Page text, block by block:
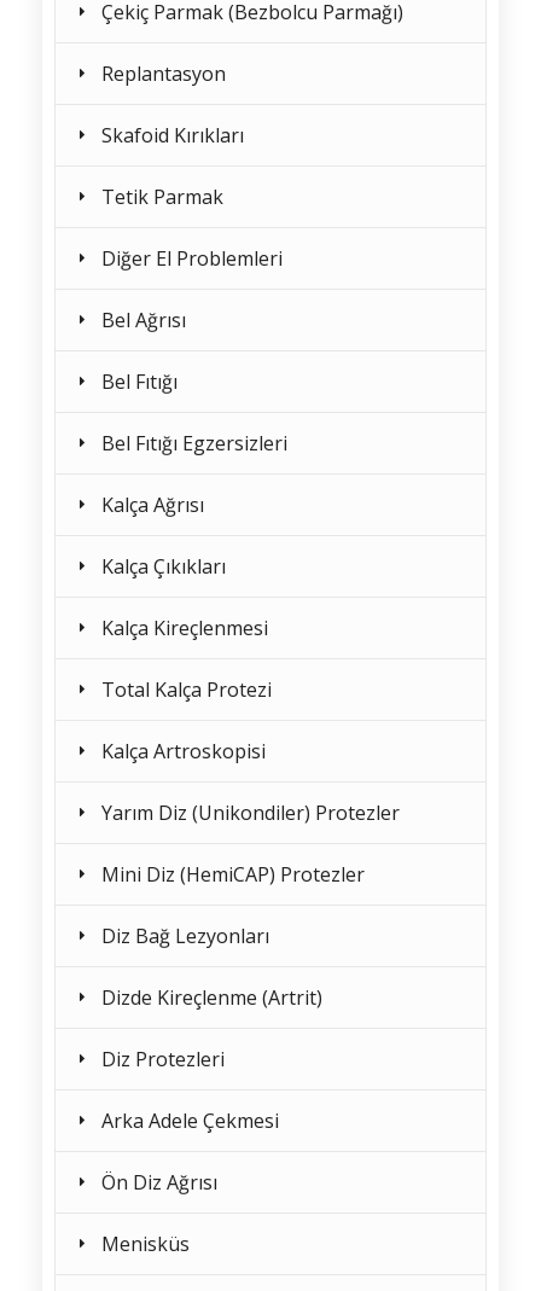
Çekiç Parmak (Bezbolcu Parmağı)
Replantasyon
Skafoid Kırıkları
Tetik Parmak
Diğer El Problemleri
Bel Ağrısı
Bel Fıtığı
Bel Fıtığı Egzersizleri
Kalça Ağrısı
Kalça Çıkıkları
Kalça Kireçlenmesi
Total Kalça Protezi
Kalça Artroskopisi
Yarım Diz (Unikondiler) Protezler
Mini Diz (HemiCAP) Protezler
Diz Bağ Lezyonları
Dizde Kireçlenme (Artrit)
Diz Protezleri
Arka Adele Çekmesi
Ön Diz Ağrısı
Menisküs